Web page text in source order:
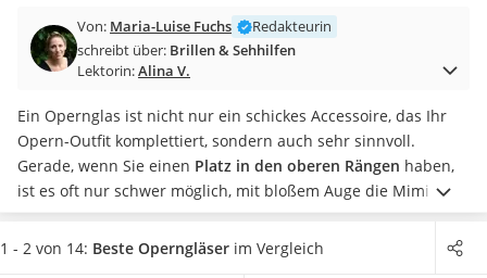
Masturbator
Massagepistole
Reisehaartrockner
Eiweißpulver
Magnesiumpräparat
Katzenklappe
Nackenmassagegerät
Zeckenschutz Katze
leichter Haartrockner
Von: Maria-Luise Fuchs
Redakteurin
schreibt über: Brillen & Sehhilfen
Lektorin:Alina V.
Ein Opernglas ist nicht nur ein schickes Accessoire, das Ihr
Opern-Outfit komplettiert, sondern auch sehr sinnvoll.
Gerade, wenn Sie einen Platz in den oberen Rängen haben,
ist es oft nur schwer möglich, mit bloßem Auge die Mimik der
Operndarsteller zu erkennen. Ein klassischesFernglasist
weniger geeignet. Mit einem Opernglas ist das jedoch kein
1 - 2 von 14: Beste Operngläser im Vergleich